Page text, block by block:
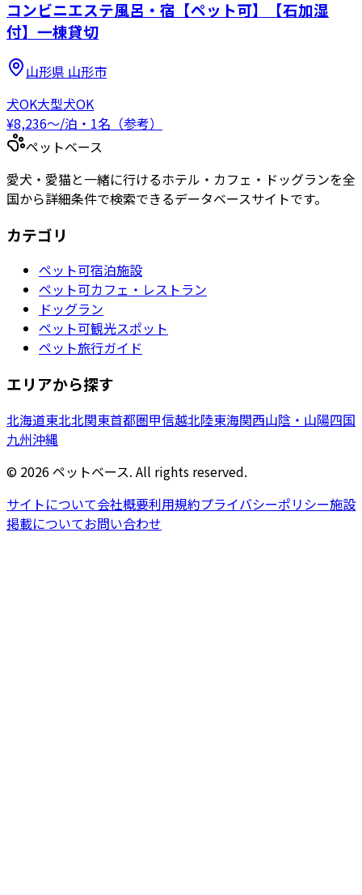
コンビニエステ風呂・宿【ペット可】【石加湿
付】一棟貸切
山形県 山形市
犬OK大型犬OK
¥8,236〜/泊・1名（参考）
ペットベース
愛犬・愛猫と一緒に行けるホテル・カフェ・ドッグランを全
国から詳細条件で検索できるデータベースサイトです。
カテゴリ
ペット可宿泊施設
ペット可カフェ・レストラン
ドッグラン
ペット可観光スポット
ペット旅行ガイド
エリアから探す
北海道東北北関東首都圏甲信越北陸東海関西山陰・山陽四国
九州沖縄
© 2026ペットベース. All rights reserved.
サイトについて会社概要利用規約プライバシーポリシー施設
掲載についてお問い合わせ